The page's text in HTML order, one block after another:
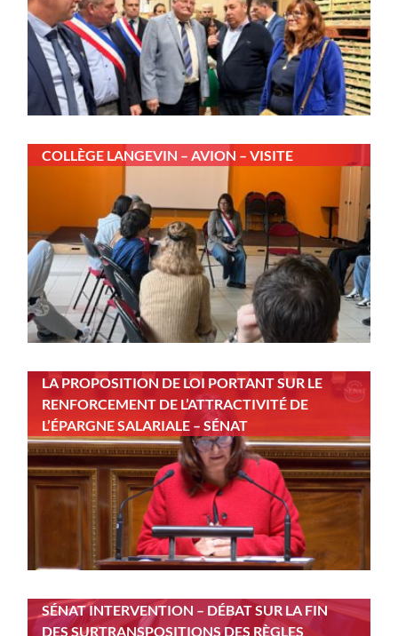
COLLÈGE LANGEVIN – AVION – VISITE
LA PROPOSITION DE LOI PORTANT SUR LE
RENFORCEMENT DE L’ATTRACTIVITÉ DE
L’ÉPARGNE SALARIALE – SÉNAT
SÉNAT INTERVENTION – DÉBAT SUR LA FIN
DES SURTRANSPOSITIONS DES RÈGLES